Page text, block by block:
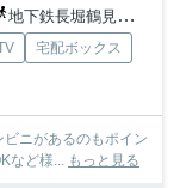
地下鉄長堀鶴見緑地「西大橋」駅 徒歩9分
宅配ボックス
ニがあるのもポイン
など様... もっと見る